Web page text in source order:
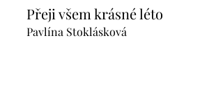
Přeji všem krásné léto​
Pavlína Stoklásková